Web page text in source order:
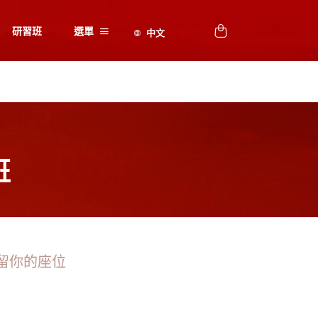
研習班 選單
你的座位